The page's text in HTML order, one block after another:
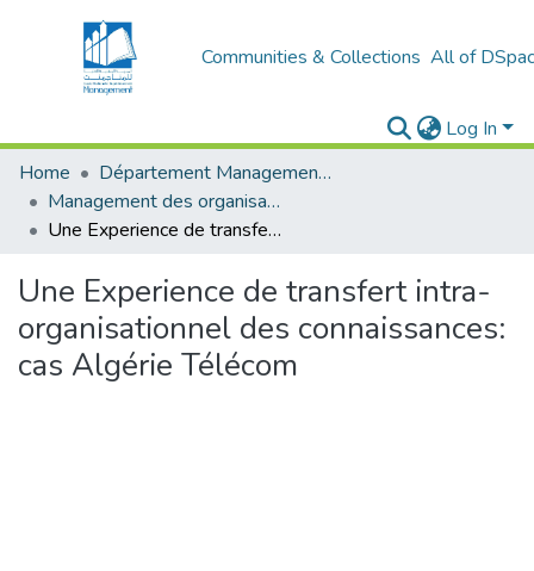
Communities & Collections All of
Log In
Home
Département Management Des Organisations
Management des organisations (MDO)
Une Experience de transfert intra-organisationnel des connaissances: cas Algérie Télécom
Une Experience de transfert intra-
organisationnel des connaissances:
cas Algérie Télécom